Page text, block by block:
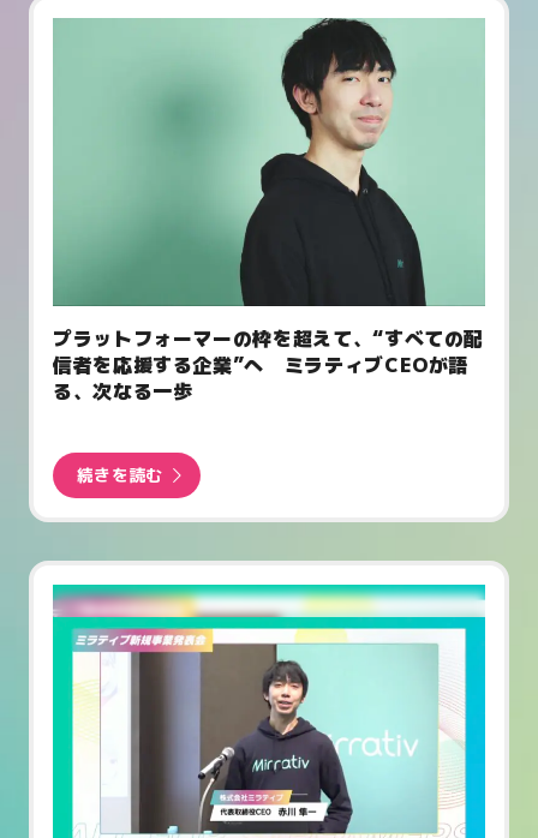
プラットフォーマーの枠を超えて、“すべての配
信者を応援する企業”へ ミラティブCEOが語
る、次なる一歩
続きを読む